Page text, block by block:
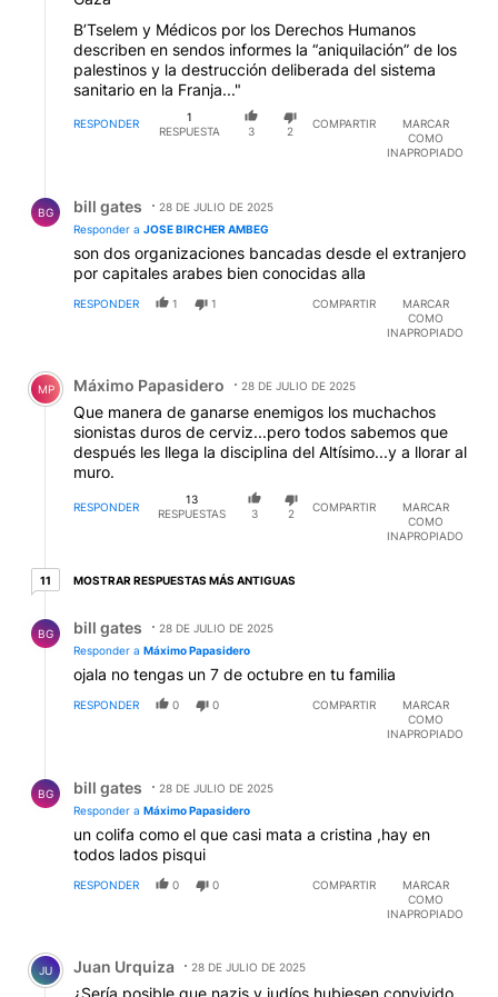
B’Tselem y Médicos por los Derechos Humanos
describen en sendos informes la “aniquilación” de los
palestinos y la destrucción deliberada del sistema
sanitario en la Franja..."
RESPONDER
1
RESPUESTA
3 2
COMPARTIR
MARCAR
COMO
INAPROPIADO
BG bill gates
28 DE JULIO DE 2025
Responder a JOSE BIRCHER AMBEG
son dos organizaciones bancadas desde el extranjero
por capitales arabes bien conocidas alla
RESPONDER 1 1 COMPARTIR
MARCAR
COMO
INAPROPIADO
Comentario de Máximo Papasidero.
MP Máximo Papasidero 28 DE JULIO DE 2025
Que manera de ganarse enemigos los muchachos
sionistas duros de cerviz...pero todos sabemos que
después les llega la disciplina del Altísimo...y a llorar al
muro.
RESPONDER
13
RESPUESTAS
3 2
COMPARTIR
MARCAR
COMO
INAPROPIADO
1111 respuestas más antiguas
MOSTRAR RESPUESTAS MÁS ANTIGUAS
BG bill gates
28 DE JULIO DE 2025
Responder a Máximo Papasidero
ojala no tengas un 7 de octubre en tu familia
RESPONDER 0 0 COMPARTIR
MARCAR
COMO
INAPROPIADO
BG bill gates
28 DE JULIO DE 2025
Responder a Máximo Papasidero
un colifa como el que casi mata a cristina ,hay en
todos lados pisqui
RESPONDER 0 0 COMPARTIR
MARCAR
COMO
INAPROPIADO
Comentario de Juan Urquiza.
JU Juan Urquiza 28 DE JULIO DE 2025